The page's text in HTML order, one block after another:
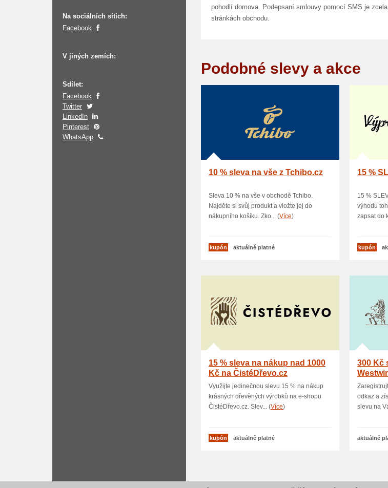
Na sociálních sítích:
Facebook
V jiných zemích:
Sdílet:
Facebook
Twitter
LinkedIn
Pinterest
WhatsApp
pohodlí domova. Podepsaní smlouvy pomocí SMS je
stránkách obchodu.
Podobné slevy a akce
10 % sleva na vše z Tchibo.cz
Sleva 10 % na vše v obchodě Tchibo.
Najděte si svůj produkt a vložte jej do
nákupního košíku. Zko... (Více)
kupón aktuálně platné
15 %
15 %
výhodu
zapsat do
kupón
15 % sleva na nákup nad 1000
Kč na ČistéDřevo.cz
Využijte jedinečnou slevu 15 % na nákup
krásných dřevěných výrobků na e-shopu
ČistéDřevo.cz. Slev... (Více)
kupón aktuálně platné
300 Kč
odkaz a
slevu na
aktuálně